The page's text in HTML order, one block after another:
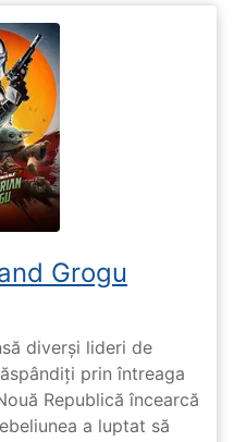
Grogu
diverși lideri de
prin întreaga
Republică încearcă
a luptat să